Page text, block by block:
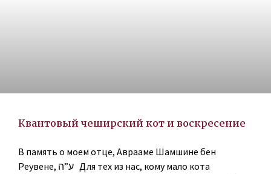
Квантовый чеширский кот и воскресение
В память о моем отце, Аврааме Шамшине бен
Реувене, ע”ה Для тех из нас, кому мало кота